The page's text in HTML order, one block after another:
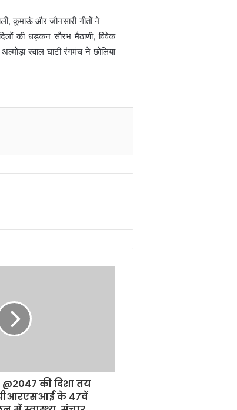
कुमाऊं और जौनसारी गीतों ने
की धड़कन सौरभ मैठाणी, विवेक
स्वाल घाटी रंगमंच ने छोलिया
की दिशा तय
के 47वें